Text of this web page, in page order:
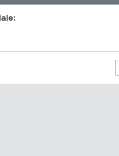
THE MINISTRY OF